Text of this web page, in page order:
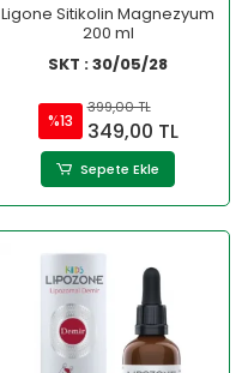
Ligone Sitikolin Magnezyum
200 ml
SKT : 30/05/28
%13
399,00 TL
349,00 TL
Sepete Ekle